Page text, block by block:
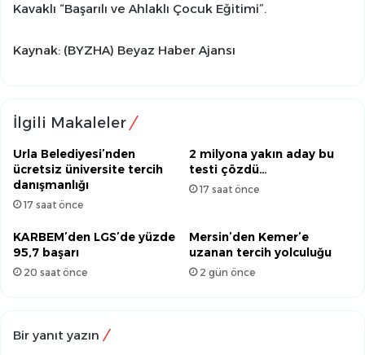
Kavaklı “Başarılı ve Ahlaklı Çocuk Eğitimi”.
Kaynak: (BYZHA) Beyaz Haber Ajansı
İlgili Makaleler
Urla Belediyesi’nden
ücretsiz üniversite tercih
danışmanlığı
17 saat önce
2 milyona yakın aday bu
testi çözdü…
17 saat önce
KARBEM’den LGS’de yüzde
95,7 başarı
20 saat önce
Mersin’den Kemer’e
uzanan tercih yolculuğu
2 gün önce
Bir yanıt yazın